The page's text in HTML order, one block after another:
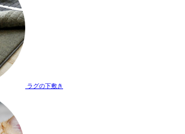
ラグの下敷き